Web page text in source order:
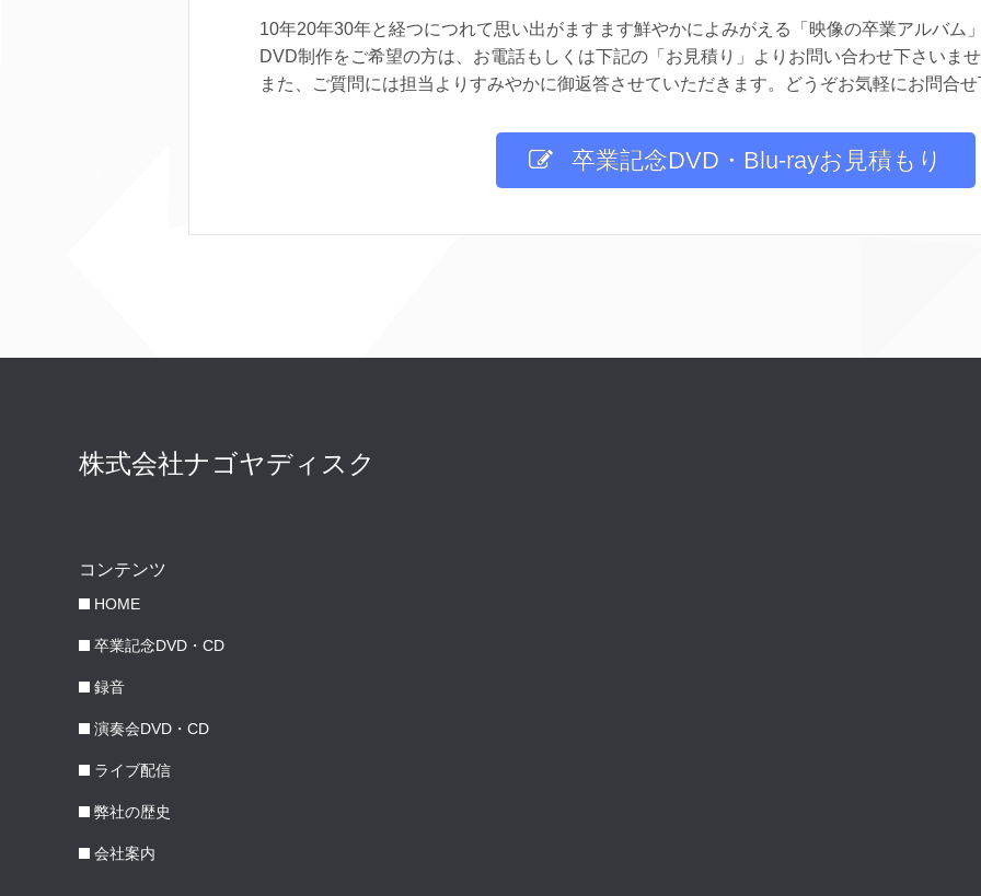
10年20年30年と経つにつれて思い出がますます鮮やかによみがえる「映像の卒業アルバム
DVD制作をご希望の方は、お電話もしくは下記の「お見積り」よりお問い合わせ下さいま
また、ご質問には担当よりすみやかに御返答させていただきます。どうぞお気軽にお問合
卒業記念DVD・Blu-rayお見積もり
株式会社ナゴヤディスク
コンテンツ
HOME
卒業記念DVD・CD
録音
演奏会DVD・CD
ライブ配信
弊社の歴史
会社案内